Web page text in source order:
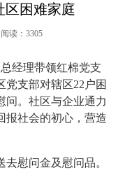
区困难家庭
读：3305
经理带领红棉党支
党支部对辖区22户困
问。社区与企业通力
报社会的初心，营造
去慰问金及慰问品。